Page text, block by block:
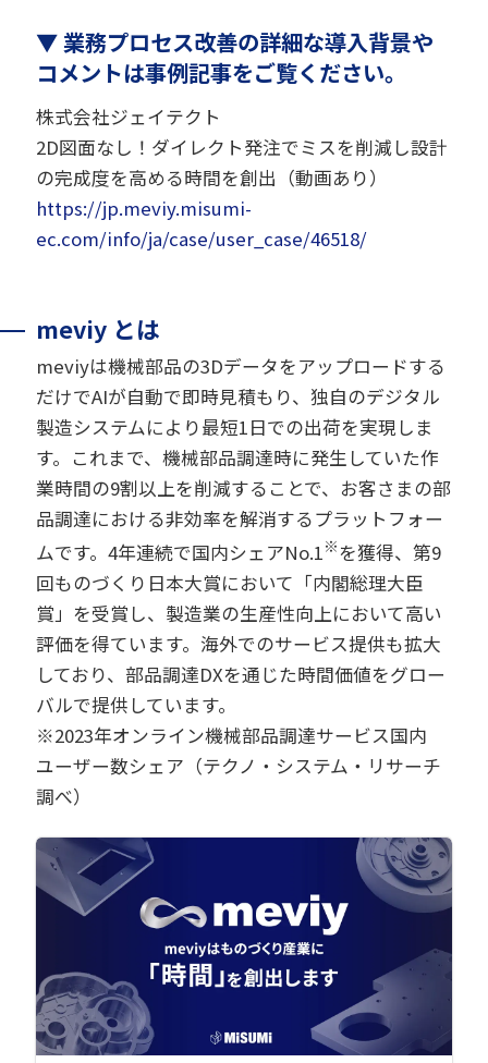
▼ 業務プロセス改善の詳細な導入背景や
コメントは事例記事をご覧ください。
株式会社ジェイテクト
2D図面なし！ダイレクト発注でミスを削減し設計
の完成度を高める時間を創出（動画あり）
https://jp.meviy.misumi-
ec.com/info/ja/case/user_case/46518/
meviy とは
meviyは機械部品の3Dデータをアップロードする
だけでAIが自動で即時見積もり、独自のデジタル
製造システムにより最短1日での出荷を実現しま
す。これまで、機械部品調達時に発生していた作
業時間の9割以上を削減することで、お客さまの部
品調達における非効率を解消するプラットフォー
ムです。4年連続で国内シェアNo.1※を獲得、第9
回ものづくり日本大賞において「内閣総理大臣
賞」を受賞し、製造業の生産性向上において高い
評価を得ています。海外でのサービス提供も拡大
しており、部品調達DXを通じた時間価値をグロー
バルで提供しています。
※2023年オンライン機械部品調達サービス国内
ユーザー数シェア（テクノ・システム・リサーチ
調べ）